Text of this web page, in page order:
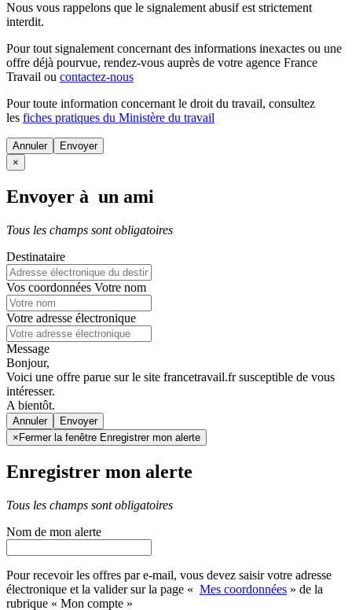
Nous vous rappelons que le signalement abusif est strictement
interdit.
Pour tout signalement concernant des informations inexactes ou une
offre déjà pourvue, rendez-vous auprès de votre agence France
Travail ou contactez-nous
Pour toute information concernant le droit du travail, consultez
les fiches pratiques du Ministère du travail
Annuler
×
Envoyer à un ami
Tous les champs sont obligatoires
Destinataire
Vos coordonnées Votre nom
Votre adresse électronique
Message
Bonjour,
Voici une offre parue sur le site francetravail.fr susceptible de vous
intéresser.
A bientôt.
Annuler
× Fermer la fenêtre Enregistrer mon alerte
Enregistrer mon alerte
Tous les champs sont obligatoires
Nom de mon alerte
Pour recevoir les offres par e-mail, vous devez saisir votre adresse
électronique et la valider sur la page « Mes coordonnées » de la
rubrique « Mon compte »